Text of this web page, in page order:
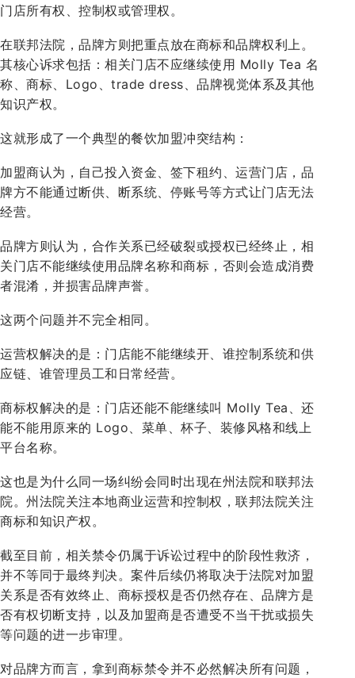
门店所有权、控制权或管理权。
在联邦法院，品牌方则把重点放在商标和品牌权利上。
其核心诉求包括：相关门店不应继续使用 Molly Tea 名
称、商标、Logo、trade dress、品牌视觉体系及其他
知识产权。
这就形成了一个典型的餐饮加盟冲突结构：
加盟商认为，自己投入资金、签下租约、运营门店，品
牌方不能通过断供、断系统、停账号等方式让门店无法
经营。
品牌方则认为，合作关系已经破裂或授权已经终止，相
关门店不能继续使用品牌名称和商标，否则会造成消费
者混淆，并损害品牌声誉。
这两个问题并不完全相同。
运营权解决的是：门店能不能继续开、谁控制系统和供
应链、谁管理员工和日常经营。
商标权解决的是：门店还能不能继续叫 Molly Tea、还
能不能用原来的 Logo、菜单、杯子、装修风格和线上
平台名称。
这也是为什么同一场纠纷会同时出现在州法院和联邦法
院。州法院关注本地商业运营和控制权，联邦法院关注
商标和知识产权。
截至目前，相关禁令仍属于诉讼过程中的阶段性救济，
并不等同于最终判决。案件后续仍将取决于法院对加盟
关系是否有效终止、商标授权是否仍然存在、品牌方是
否有权切断支持，以及加盟商是否遭受不当干扰或损失
等问题的进一步审理。
对品牌方而言，拿到商标禁令并不必然解决所有问题，